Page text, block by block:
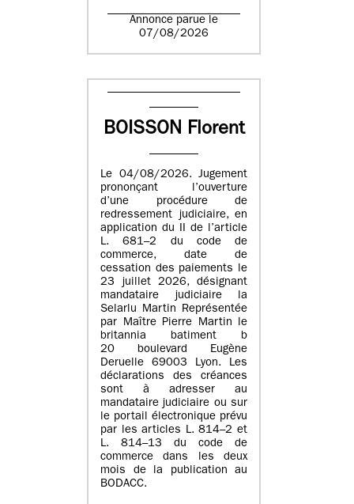
Annonce parue le
07/08/2026
BOISSON Florent
Le 04/08/2026. Jugement
prononçant l’ouverture
d’une procédure de
redressement judiciaire, en
application du II de l’article
L. 681–2 du code de
commerce, date de
cessation des paiements le
23 juillet 2026, désignant
mandataire judiciaire la
Selarlu Martin Représentée
par Maître Pierre Martin le
britannia batiment b
20 boulevard Eugène
Deruelle 69003 Lyon. Les
déclarations des créances
sont à adresser au
mandataire judiciaire ou sur
le portail électronique prévu
par les articles L. 814–2 et
L. 814–13 du code de
commerce dans les deux
mois de la publication au
BODACC.